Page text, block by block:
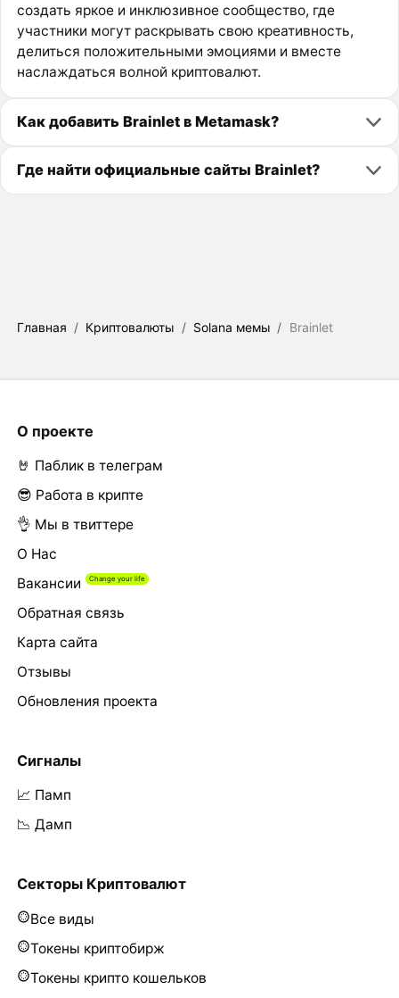
создать яркое и инклюзивное сообщество, где
участники могут раскрывать свою креативность,
делиться положительными эмоциями и вместе
наслаждаться волной криптовалют.
Как добавить Brainlet в Metamask?
Где найти официальные сайты Brainlet?
Главная / Криптовалюты / Solana мемы / Brainlet
О проекте
🤘 Паблик в телеграм
😎 Работа в крипте
👌 Мы в твиттере
О Нас
Вакансии
Обратная связь
Карта сайта
Отзывы
Обновления проекта
Сигналы
📈 Памп
📉 Дамп
Секторы Криптовалют
Все виды
Токены криптобирж
Токены крипто кошельков